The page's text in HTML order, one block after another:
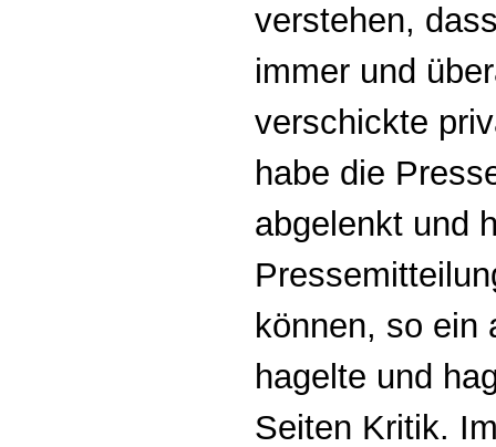
verstehen,
immer und
verschickte
habe die
abgelenkt und
können, so ein
hagelte und
Seiten Kritik.